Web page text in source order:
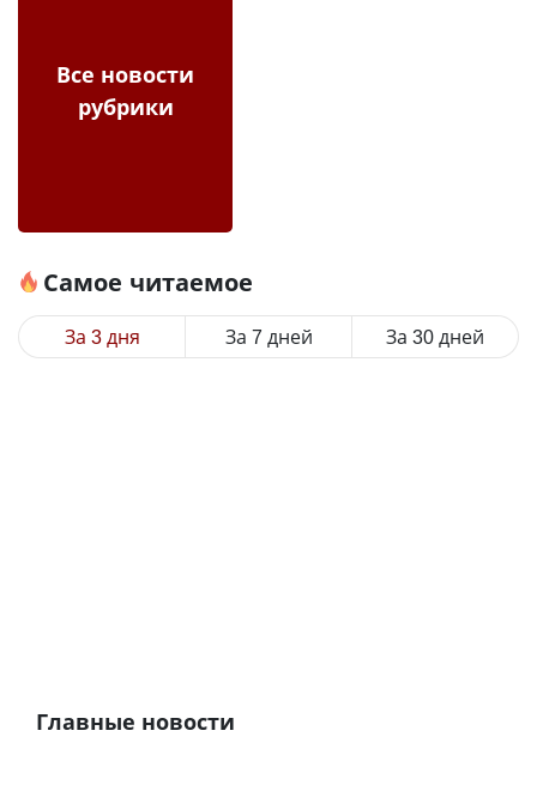
Все новости
рубрики
Самое читаемое
За 3 дня За 7 дней За 30 дней
Главные новости